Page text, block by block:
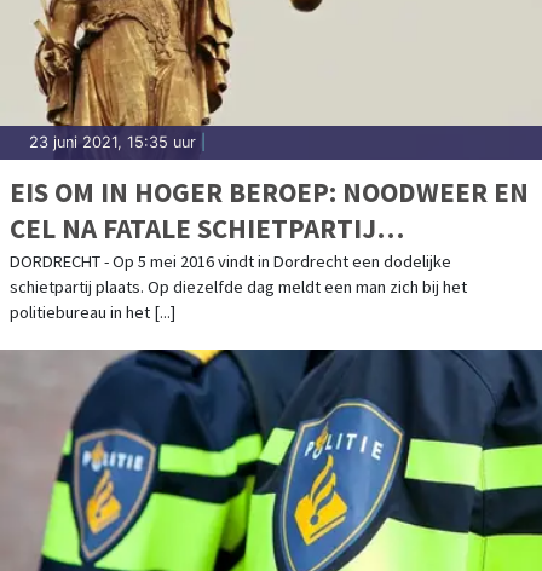
23 juni 2021, 15:35 uur
EIS OM IN HOGER BEROEP: NOODWEER EN
CEL NA FATALE SCHIETPARTIJ
DORDRECHT
DORDRECHT - Op 5 mei 2016 vindt in Dordrecht een dodelijke
schietpartij plaats. Op diezelfde dag meldt een man zich bij het
politiebureau in het [...]